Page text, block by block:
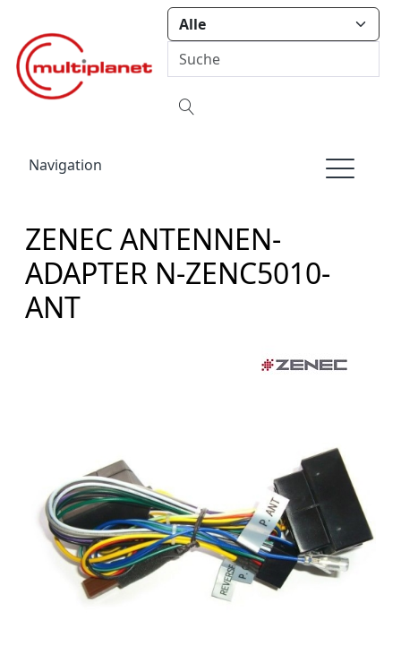
Navigation
ZENEC ANTENNEN-
ADAPTER N-ZENC5010-
ANT